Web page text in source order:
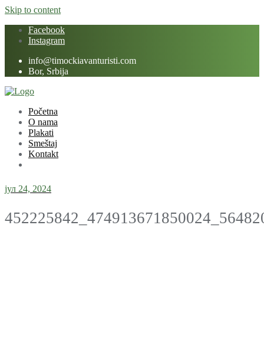
Skip to content
Facebook
Instagram
info@timockiavanturisti.com
Bor, Srbija
Početna
O nama
Plakati
Smeštaj
Kontakt
јул 24, 2024